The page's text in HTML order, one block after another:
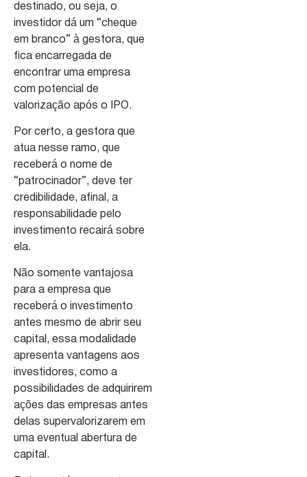
destinado, ou seja, o
investidor dá um “cheque
em branco” à gestora, que
fica encarregada de
encontrar uma empresa
com potencial de
valorização após o IPO.
Por certo, a gestora que
atua nesse ramo, que
receberá o nome de
“patrocinador”, deve ter
credibilidade, afinal, a
responsabilidade pelo
investimento recairá sobre
ela.
Não somente vantajosa
para a empresa que
receberá o investimento
antes mesmo de abrir seu
capital, essa modalidade
apresenta vantagens aos
investidores, como a
possibilidades de adquirirem
ações das empresas antes
delas supervalorizarem em
uma eventual abertura de
capital.